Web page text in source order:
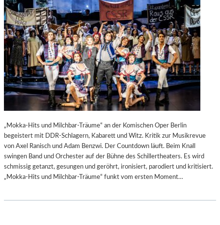
„Mokka-Hits und Milchbar-Träume“ an der Komischen Oper Berlin
begeistert mit DDR-Schlagern, Kabarett und Witz. Kritik zur Musikrevue
von Axel Ranisch und Adam Benzwi. Der Countdown läuft. Beim Knall
swingen Band und Orchester auf der Bühne des Schillertheaters. Es wird
schmissig getanzt, gesungen und geröhrt, ironisiert, parodiert und kritisiert.
„Mokka-Hits und Milchbar-Träume“ funkt vom ersten Moment…